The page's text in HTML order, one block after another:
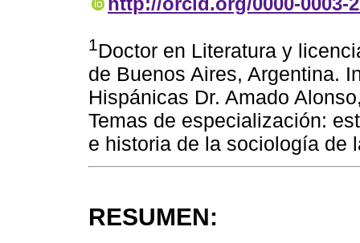
1Doctor en Literatura y
de Buenos Aires, Argentina.
Hispánicas Dr. Amado
Temas de especialización:
e historia de la sociología de
RESUMEN: